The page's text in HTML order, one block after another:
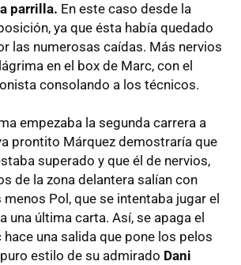
parrilla. En este caso desde la
ya que ésta había quedado
las numerosas caídas. Más nervios
en el box de Marc, con el
consolando a los técnicos.
empezaba la segunda carrera a
prontito Márquez demostraría que
superado y que él de nervios,
de la zona delantera salían con
Pol, que se intentaba jugar el
una última carta. Así, se apaga el
una salida que pone los pelos
estilo de su admirado Dani